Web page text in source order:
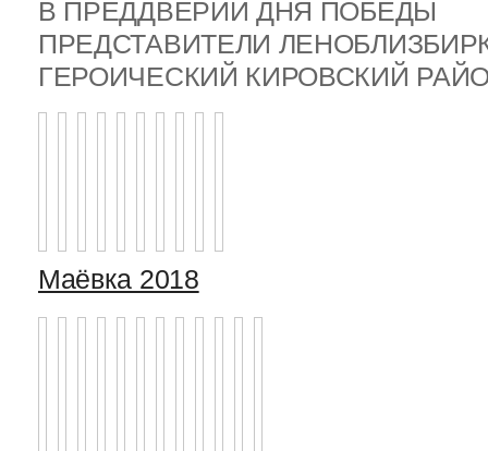
В ПРЕДДВЕРИИ ДНЯ ПОБЕДЫ
ПРЕДСТАВИТЕЛИ
ГЕРОИЧЕСКИЙ КИРОВСКИЙ
Маёвка 2018